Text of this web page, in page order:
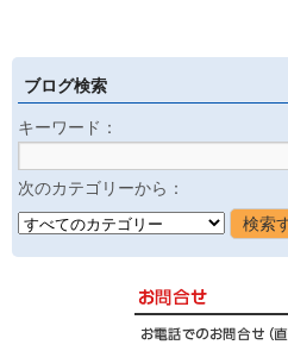
ブログ検索
キーワード：
次のカテゴリーから：